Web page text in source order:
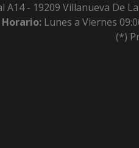
A14 - 19209 Villanueva De
Horario: Lunes a Viernes
(*)